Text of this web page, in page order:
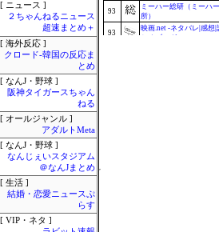
[ ニュース ]
２ちゃんねるニュース
超速まとめ＋
[ 海外反応 ]
クロード-韓国の反応ま
とめ
[ なんJ・野球 ]
阪神タイガースちゃん
ねる
[ オールジャンル ]
アダルトMeta
[ なんJ・野球 ]
なんじぇいスタジアム
＠なんJまとめ
[ 生活 ]
結婚・恋愛ニュースぷ
らす
[ VIP・ネタ ]
93
ミーハー総研（ミーハ
所）
93
映画.net -ネタバレ|感想|
とめブログ-